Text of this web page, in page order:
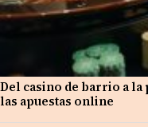
Del casino de barrio a
las apuestas online